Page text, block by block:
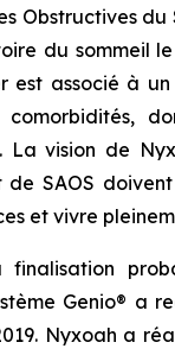
Obstructives du
du sommeil
est associé à
La vision de
de SAOS
et vivre
Genio® a
Nyxoah a